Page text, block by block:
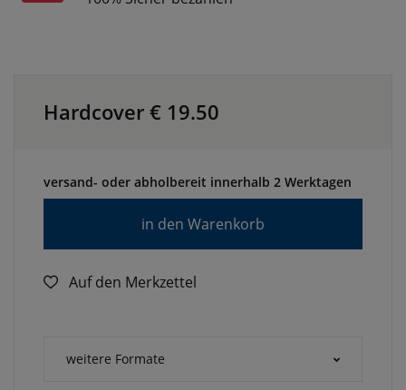
Hardcover € 19.50
versand- oder abholbereit innerhalb 2 Werktagen
in den Warenkorb
Auf den Merkzettel
weitere Formate